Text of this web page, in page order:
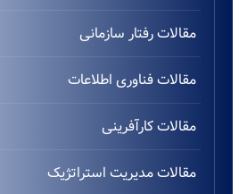
مقالات رفتار سازمانی
مقالات فناوری اطلاعات
مقالات کارآفرینی
مقالات مدیریت استراتژیک